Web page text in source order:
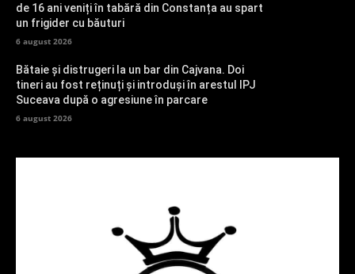
de 16 ani veniți în tabără din Constanța au spart
un frigider cu băuturi
6 august 2026
Bătaie și distrugeri la un bar din Cajvana. Doi
tineri au fost reținuți și introduși în arestul IPJ
Suceava după o agresiune în parcare
6 august 2026